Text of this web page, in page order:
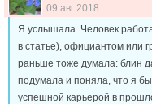
09 авг 2018
Я услышала. Человек
в статье), официантом или
раньше тоже думала: блин
подумала и поняла, что я
успешной карьерой в